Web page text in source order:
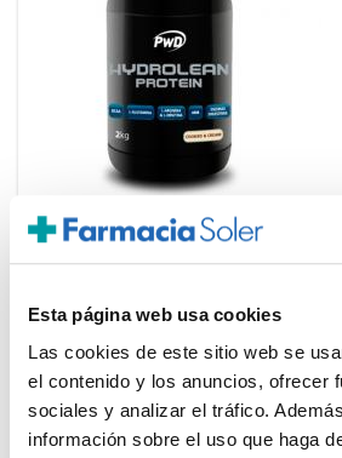
Esta página web usa cookies
Las cookies de este sitio web se
el contenido y los anuncios, ofrecer
sociales y analizar el tráfico.
información sobre el uso que haga
PWD NUTRITION